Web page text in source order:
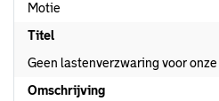
Motie
Titel
Geen lastenverzwaring voor
Omschrijving